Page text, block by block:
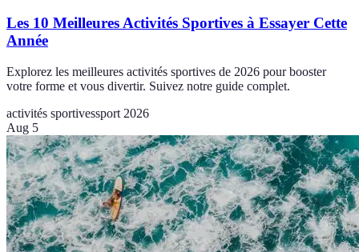
Les 10 Meilleures Activités Sportives à Essayer Cette
Année
Explorez les meilleures activités sportives de 2026 pour booster
votre forme et vous divertir. Suivez notre guide complet.
activités sportivessport 2026
Aug 5